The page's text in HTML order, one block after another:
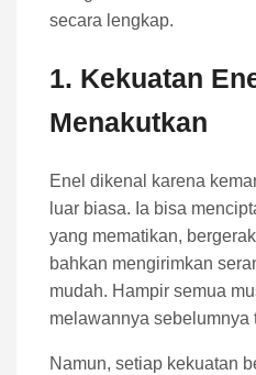
secara lengkap.
1. Kekuatan
Menakutkan
Enel dikenal karena
luar biasa. Ia bisa
yang mematikan,
bahkan mengirimkan
mudah. Hampir semua
melawannya sebelumnya
Namun, setiap kekuatan